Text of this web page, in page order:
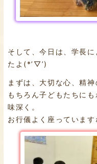
そして、今日は、学長
たよ(*’▽’)
まずは、大切な心、精神
もちろん子どもたちに
味深く。
お行儀よく座っています